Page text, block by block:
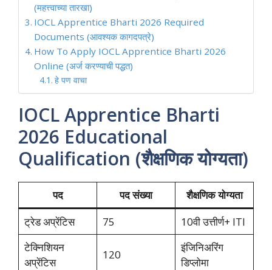
(महत्त्वाच्या तारखा)
IOCL Apprentice Bharti 2026 Required
Documents (आवश्यक कागदपत्रे)
How To Apply IOCL Apprentice Bharti 2026
Online (अर्ज करण्याची पद्धत)
हे पण वाचा
IOCL Apprentice Bharti
2026 Educational
Qualification (शैक्षणिक योग्यता)
पद पद संख्या
शैक्षणिक योग्यता
ट्रेड अप्रेंटिस
75
10वी उत्तीर्ण+ ITI
टेक्निशियन
अप्रेंटिस
120
इंजिनिअरिंग
डिप्लोमा